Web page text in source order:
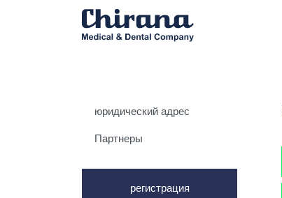
юридический адрес
Партнеры
регистрация